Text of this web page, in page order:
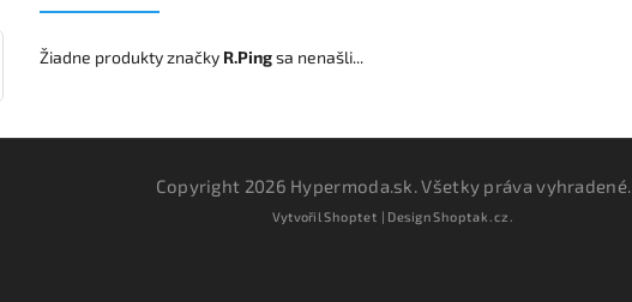
Žiadne produkty značky R.Pingsa nenašli...
Copyright 2026 Hypermoda.sk. Všetky práva vyhradené.
VytvořilShoptet | DesignShoptak.cz.